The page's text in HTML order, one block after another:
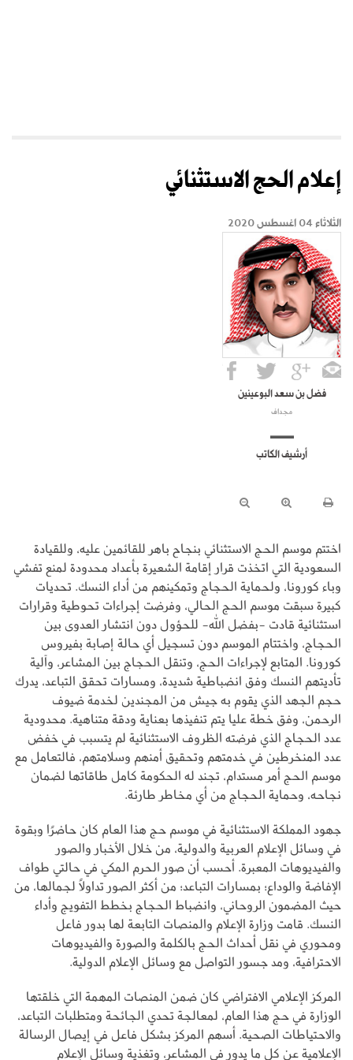
إعلام الحج الاستثنائي
الثلاثاء 04 اغسطس 2020
فضل بن سعد البوعينين
مجداف
أرشيف الكاتب
اختتم موسم الحج الاستثنائي بنجاح باهر للقائمين عليه، وللقيادة
السعودية التي اتخذت قرار إقامة الشعيرة بأعداد محدودة لمنع تفشي
وباء كورونا، ولحماية الحجاج وتمكينهم من أداء النسك. تحديات
كبيرة سبقت موسم الحج الحالي، وفرضت إجراءات تحوطية وقرارات
استثنائية قادت -بفضل الله- للحؤول دون انتشار العدوى بين
الحجاج، واختتام الموسم دون تسجيل أي حالة إصابة بفيروس
كورونا. المتابع لإجراءات الحج، وتنقل الحجاج بين المشاعر، وآلية
تأديتهم النسك وفق انضباطية شديدة، ومسارات تحقق التباعد، يدرك
حجم الجهد الذي يقوم به جيش من المجندين لخدمة ضيوف
الرحمن، وفق خطة عليا يتم تنفيذها بعناية ودقة متناهية. محدودية
عدد الحجاج الذي فرضته الظروف الاستثنائية لم يتسبب في خفض
عدد المنخرطين في خدمتهم وتحقيق أمنهم وسلامتهم، فالتعامل مع
موسم الحج أمر مستدام، تجند له الحكومة كامل طاقاتها لضمان
نجاحه، وحماية الحجاج من أي مخاطر طارئة.
جهود المملكة الاستثنائية في موسم حج هذا العام كان حاضرًا وبقوة
في وسائل الإعلام العربية والدولية، من خلال الأخبار والصور
والفيديوهات المعبرة. أحسب أن صور الحرم المكي في حالتي طواف
الإفاضة والوداع؛ بمسارات التباعد؛ من أكثر الصور تداولاً لجمالها، من
حيث المضمون الروحاني، وانضباط الحجاج بخطط التفويج وأداء
النسك. قامت وزارة الإعلام والمنصات التابعة لها بدور فاعل
ومحوري في نقل أحداث الحج بالكلمة والصورة والفيديوهات
الاحترافية، ومد جسور التواصل مع وسائل الإعلام الدولية.
المركز الإعلامي الافتراضي كان ضمن المنصات المهمة التي خلقتها
الوزارة في حج هذا العام، لمعالجة تحدي الجائحة ومتطلبات التباعد،
والاحتياطات الصحية. أسهم المركز بشكل فاعل في إيصال الرسالة
الإعلامية عن كل ما يدور في المشاعر، وتغذية وسائل الإعلام